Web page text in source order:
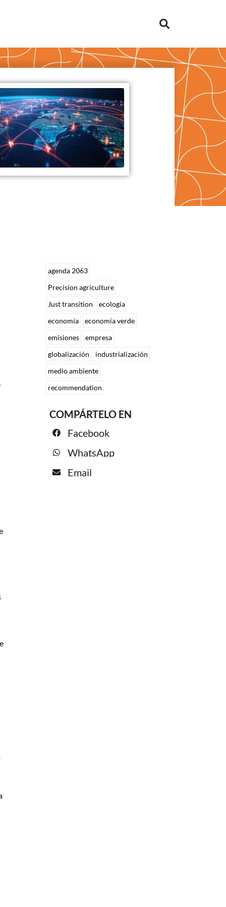
agenda 2063
Precision agriculture
Just transition
ecología
economía
economía verde
emisiones
empresa
globalización
industrialización
medio ambiente
recommendation
COMPÁRTELO EN
Facebook
WhatsApp
Email